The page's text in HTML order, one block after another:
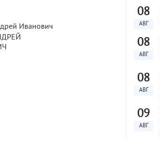
08
АВГ
08
АВГ
08
АВГ
09
АВГ